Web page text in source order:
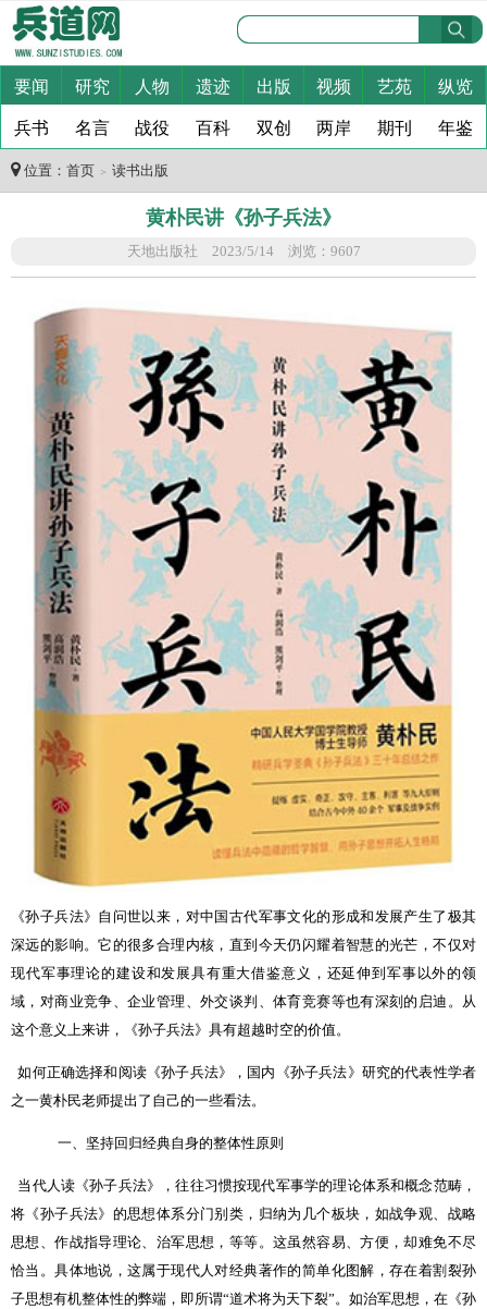
要闻 研究 人物 遗迹 出版 视频 艺苑 纵览
兵书 名言 战役 百科 双创 两岸 期刊 年鉴
位置： 首页 ＞ 读书出版
黄朴民讲《孙子兵法》
天地出版社 2023/5/14 浏览：9607
《孙子兵法》自问世以来，对中国古代军事文化的形成和发展产生了极其
深远的影响。它的很多合理内核，直到今天仍闪耀着智慧的光芒，不仅对
现代军事理论的建设和发展具有重大借鉴意义，还延伸到军事以外的领
域，对商业竞争、企业管理、外交谈判、体育竞赛等也有深刻的启迪。从
这个意义上来讲，《孙子兵法》具有超越时空的价值。
如何正确选择和阅读《孙子兵法》，国内《孙子兵法》研究的代表性学者
之一黄朴民老师提出了自己的一些看法。
一、坚持回归经典自身的整体性原则
当代人读《孙子兵法》，往往习惯按现代军事学的理论体系和概念范畴，
将《孙子兵法》的思想体系分门别类，归纳为几个板块，如战争观、战略
思想、作战指导理论、治军思想，等等。这虽然容易、方便，却难免不尽
恰当。具体地说，这属于现代人对经典著作的简单化图解，存在着割裂孙
子思想有机整体性的弊端，即所谓“道术将为天下裂”。如治军思想，在《孙